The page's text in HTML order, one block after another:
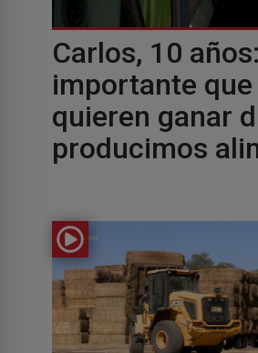
Carlos, 10
importante
quieren ganar
producimos